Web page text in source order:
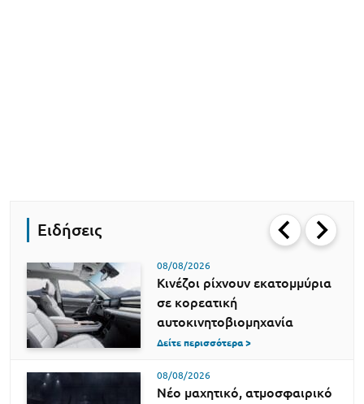
Ειδήσεις
08/08/2026
Κινέζοι ρίχνουν εκατομμύρια
σε κορεατική
αυτοκινητοβιομηχανία
Δείτε περισσότερα >
08/08/2026
Νέο μαχητικό, ατμοσφαιρικό